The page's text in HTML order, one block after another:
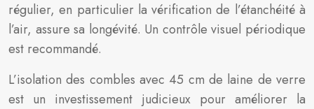
régulier, en particulier la vérification de l’étanchéité à
l’air, assure sa longévité. Un contrôle visuel périodique
est recommandé.
L’isolation des combles avec 45 cm de laine de verre
est un investissement judicieux pour améliorer la